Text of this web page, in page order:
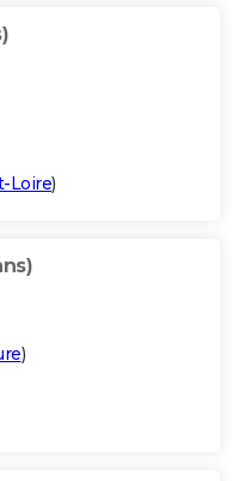
Loire)
)